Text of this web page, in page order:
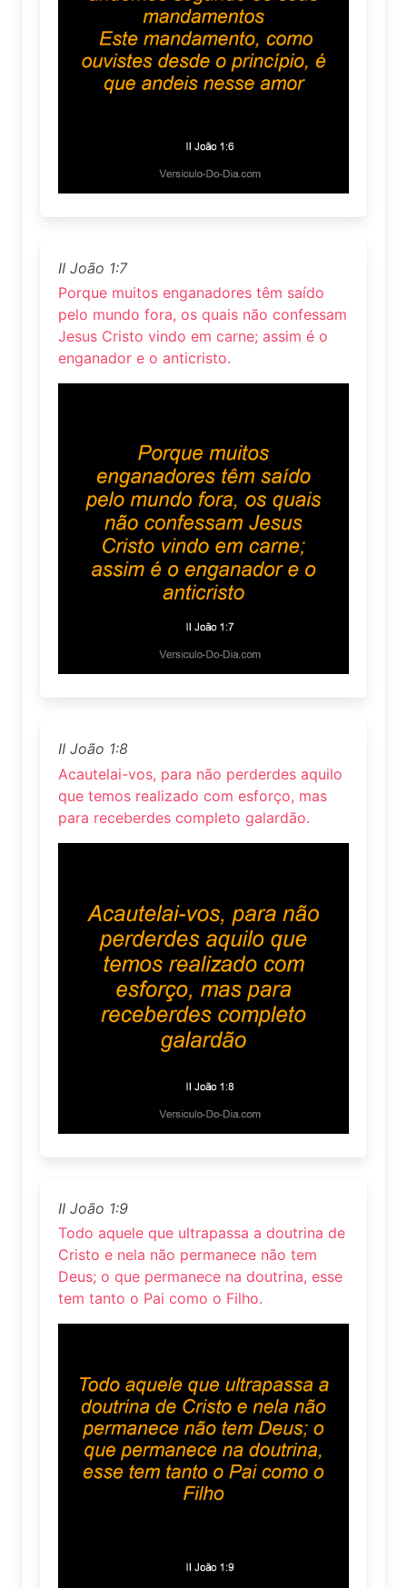
II João 1:7
Porque muitos enganadores têm saído
pelo mundo fora, os quais não confessam
Jesus Cristo vindo em carne; assim é o
enganador e o anticristo.
II João 1:8
Acautelai-vos, para não perderdes aquilo
que temos realizado com esforço, mas
para receberdes completo galardão.
II João 1:9
Todo aquele que ultrapassa a doutrina de
Cristo e nela não permanece não tem
Deus; o que permanece na doutrina, esse
tem tanto o Pai como o Filho.